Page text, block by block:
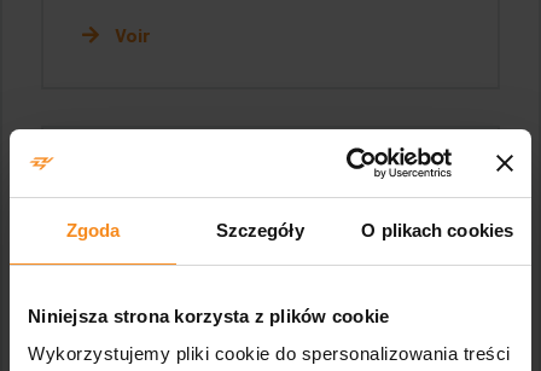
Zgoda Szczegóły O plikach cookies
Niniejsza strona korzysta z plików cookie
Wykorzystujemy pliki cookie do spersonalizowania treści
Voir